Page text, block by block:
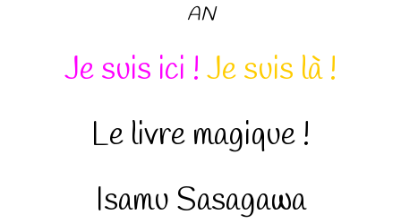
AN
Je suis ici ! Je suis là !
Le livre magique !
Isamu Sasagawa